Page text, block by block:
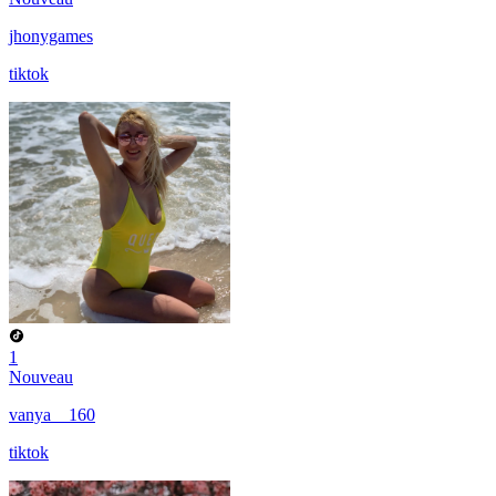
jhonygames
tiktok
1
Nouveau
vanya__160
tiktok